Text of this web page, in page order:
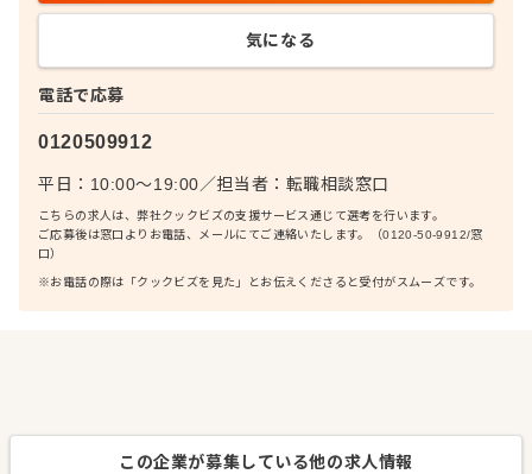
電話で応募
0120509912
平日：10:00〜19:00／担当者： 転職相談窓口
こちらの求人は、弊社クックビズの支援サービス通じて選考を行います。
ご応募後は窓口よりお電話、メールにてご連絡いたします。（0120-50-9912/窓
口）
※お電話の際は「クックビズを見た」とお伝えくださると受付がスムーズです。
気になる
この企業が募集している他の求人情報